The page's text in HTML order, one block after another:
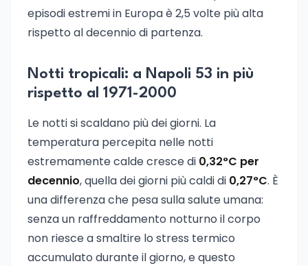
episodi estremi in Europa è 2,5 volte più alta
rispetto al decennio di partenza.
Notti tropicali: a Napoli 53 in più
rispetto al 1971-2000
Le notti si scaldano più dei giorni. La
temperatura percepita nelle notti
estremamente calde cresce di 0,32°C per
decennio, quella dei giorni più caldi di 0,27°C. È
una differenza che pesa sulla salute umana:
senza un raffreddamento notturno il corpo
non riesce a smaltire lo stress termico
accumulato durante il giorno, e questo